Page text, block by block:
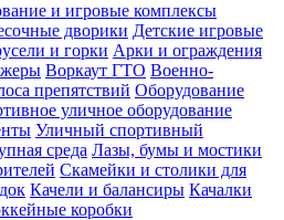
и игровые комплексы
дворики Детские игровые
и горки Арки и ограждения
Воркаут ГТО Военно-
препятствий Оборудование
уличное оборудование
Уличный спортивный
среда Лазы, бумы и мостики
Скамейки и столики для
Качели и балансиры Качалки
коробки